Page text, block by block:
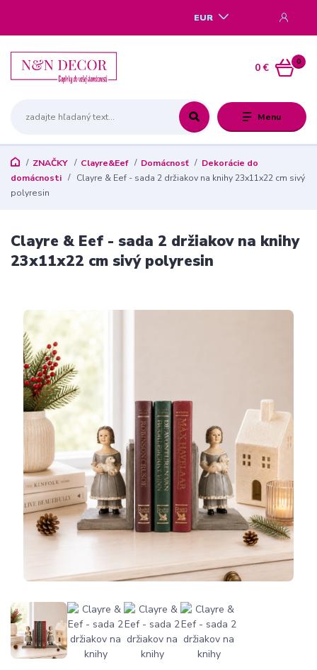
Menu
EUR
0
0 €
ZNAČKY Clayre&Eef Domácnosť
Dekorácie do
domácnosti
Clayre & Eef - sada 2 držiakov na knihy 23x11x22 cm sivý
polyresin
Clayre & Eef - sada 2 držiakov na knihy
23x11x22 cm sivý polyresin